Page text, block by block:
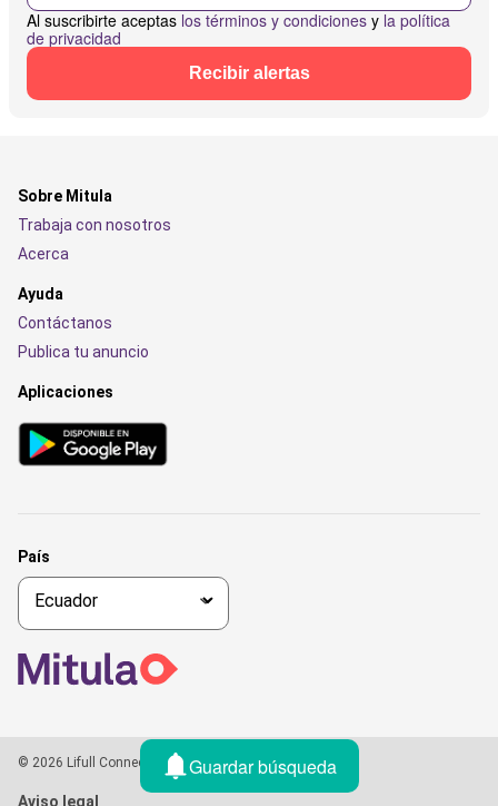
Al suscribirte aceptas los términos y condiciones y la política
de privacidad
Recibir alertas
Guardar búsqueda
Sobre Mitula
Trabaja con nosotros
Acerca
Ayuda
Contáctanos
Publica tu anuncio
Aplicaciones
País
© 2026 Lifull Connect, All rights reserved
Aviso legal